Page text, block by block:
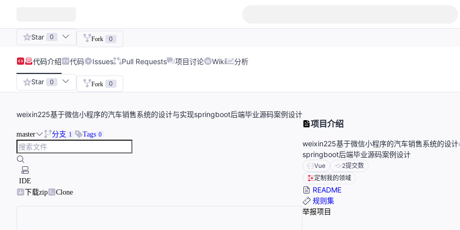
Star 0 Fork 0
代码介绍 代码 Issues Pull Requests 项目讨论 Wiki 分析
Star 0 Fork 0
weixin225基于微信小程序的汽车销售系统的设计与实现springboot后端毕业源码案例设计
master 分支 1 Tags 0
IDE
下载zip
Clone
项目介绍
weixin225基于微信小程序的汽车销售系统的设
springboot后端毕业源码案例设计
Vue 2提交数
定制我的领域
README
规则集
举报项目